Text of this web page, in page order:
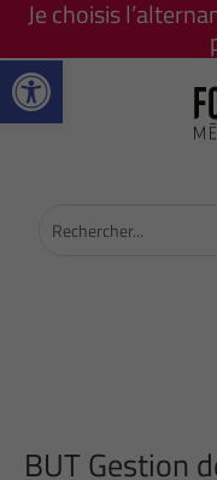
Ouvrir la barre d’outils
Je choisis
BUT Gestion